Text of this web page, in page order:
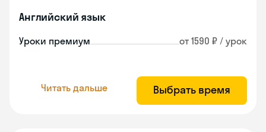
Английский язык
Уроки премиум от 1590 ₽ / урок
Читать дальше Выбрать время